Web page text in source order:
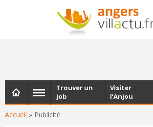
NEWSLETTER
Les dernières actualités d'Angers, chaque
Accueil » Publicité
Trouver un
job
Visiter
l’Anjou